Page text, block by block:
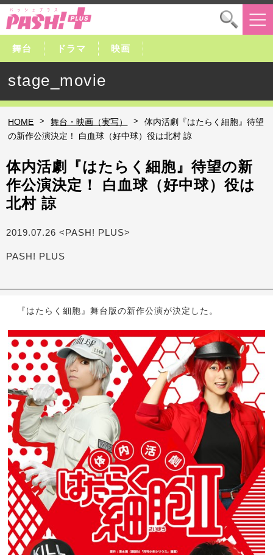
舞台 ドラマ 映画
stage_movie
HOME > 舞台・映画（実写） >
体内活劇『はたらく細胞』待望
の新作公演決定！ 白血球（好中球）役は北村 諒
体内活劇『はたらく細胞』待望の新
作公演決定！ 白血球（好中球）役は
北村 諒
2019.07.26 <PASH! PLUS>
PASH! PLUS
『はたらく細胞』舞台版の新作公演が決定した。